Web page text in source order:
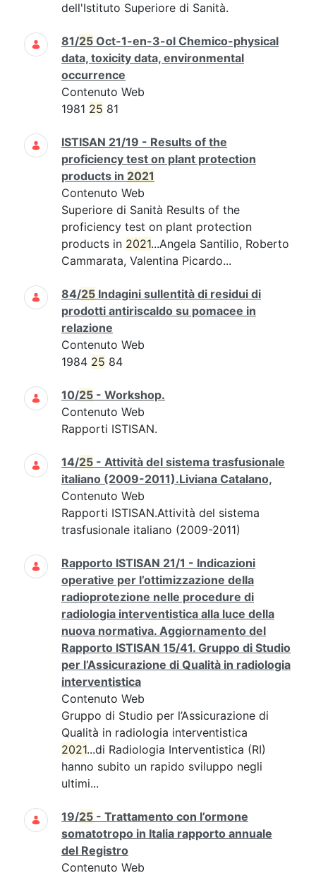
dell'Istituto Superiore di Sanità.
81/25 Oct-1-en-3-ol Chemico-physical
data, toxicity data, environmental
occurrence
Contenuto Web
1981 25 81
ISTISAN 21/19 - Results of the
proficiency test on plant protection
products in 2021
Contenuto Web
Superiore di Sanità Results of the
proficiency test on plant protection
products in 2021...Angela Santilio, Roberto
Cammarata, Valentina Picardo...
84/25 Indagini sullentità di residui di
prodotti antiriscaldo su pomacee in
relazione
Contenuto Web
1984 25 84
10/25 - Workshop.
Contenuto Web
Rapporti ISTISAN.
14/25 - Attività del sistema trasfusionale
italiano (2009-2011).Liviana Catalano,
Contenuto Web
Rapporti ISTISAN.Attività del sistema
trasfusionale italiano (2009-2011)
Rapporto ISTISAN 21/1 - Indicazioni
operative per l’ottimizzazione della
radioprotezione nelle procedure di
radiologia interventistica alla luce della
nuova normativa. Aggiornamento del
Rapporto ISTISAN 15/41. Gruppo di Studio
per l’Assicurazione di Qualità in radiologia
interventistica
Contenuto Web
Gruppo di Studio per l’Assicurazione di
Qualità in radiologia interventistica
2021...di Radiologia Interventistica (RI)
hanno subito un rapido sviluppo negli
ultimi...
19/25 - Trattamento con l’ormone
somatotropo in Italia rapporto annuale
del Registro
Contenuto Web